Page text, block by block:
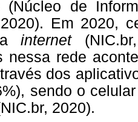
(Núcleo de
Em 2020,
internet
nessa rede
dos
sendo o
2020).